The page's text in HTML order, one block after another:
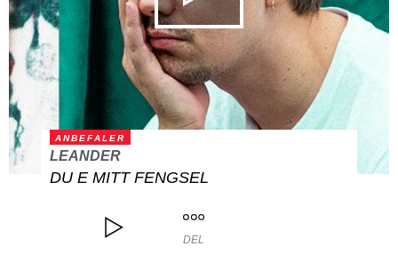
ANBEFALER
LEANDER
DU E MITT FENGSEL
DEL